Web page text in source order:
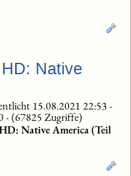
Native
15.08.2021 22:53 -
-(67825 Zugriffe)
Native America (Teil